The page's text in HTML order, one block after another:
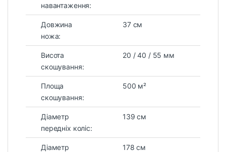
навантаження:
Довжина
ножа:
37 см
Висота
скошування:
20 / 40 / 55 мм
Площа
скошування:
500 м²
Діаметр
передніх коліс:
139 см
Діаметр
178 см